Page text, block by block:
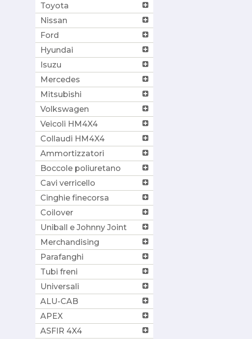
Toyota
Nissan
Ford
Hyundai
Isuzu
Mercedes
Mitsubishi
Volkswagen
Veicoli HM4X4
Collaudi HM4X4
Ammortizzatori
Boccole poliuretano
Cavi verricello
Cinghie finecorsa
Coilover
Uniball e Johnny Joint
Merchandising
Parafanghi
Tubi freni
Universali
ALU-CAB
APEX
ASFIR 4X4